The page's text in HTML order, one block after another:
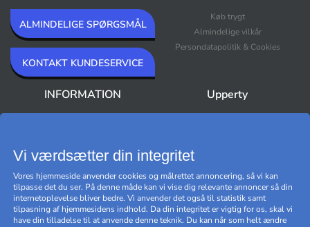
ALMINDELIGE SPØRGSMÅL
KONTAKT KUNDESERVICE
Køb trygt
Almindelige vilkår
Persondatapolitik & Cookies
INFORMATION Upperty
Black Friday
Cookie-indstillinger
Vi værdsætter din integritet
Vores hjemmeside anvender cookies og målrettet annoncering, så vi kan
tilpasse det du ser. På denne måde kan vi vise dig relevante annoncer så din
internetoplevelse bliver bedre. Vi anvender det også til statistik samt
tilpasning af hjemmesidens indhold. Da din integritet er vigtig for os, skal vi
have din tilladelse til at anvende denne teknik. Du kan når som helt ændre